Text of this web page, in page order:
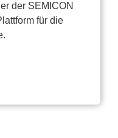
der SEMICON
für die